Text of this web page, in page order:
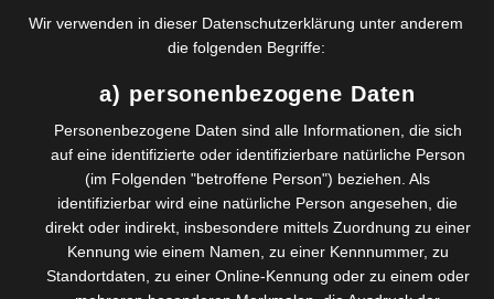
Darüber rede ich in der aktuellen Folge meines Podcast:.
Ich gehe dabei auch auf die Methode Moving Motivators
von Jurgen Appelo und die drauf basierende Software
Wir verwenden in dieser Datenschutzerklärung unter anderem
die folgenden Begriffe:
a) personenbezogene Daten
Personenbezogene Daten sind alle Informationen, die sich
auf eine identifizierte oder identifizierbare natürliche Person
(im Folgenden "betroffene Person") beziehen. Als
identifizierbar wird eine natürliche Person angesehen, die
direkt oder indirekt, insbesondere mittels Zuordnung zu einer
Kennung wie einem Namen, zu einer Kennnummer, zu
Standortdaten, zu einer Online-Kennung oder zu einem oder